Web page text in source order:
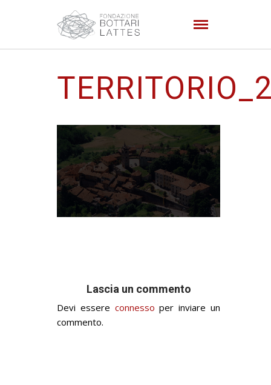
Lascia un commento
Devi essere connesso per inviare un
commento.